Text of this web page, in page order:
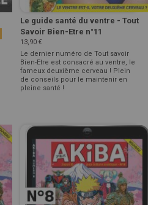
Le guide santé du ventre - Tout
Savoir Bien-Etre n°11
13,90 €
Le dernier numéro de Tout savoir
Bien-Etre est consacré au ventre, le
fameux deuxième cerveau ! Plein
de conseils pour le maintenir en
pleine santé !